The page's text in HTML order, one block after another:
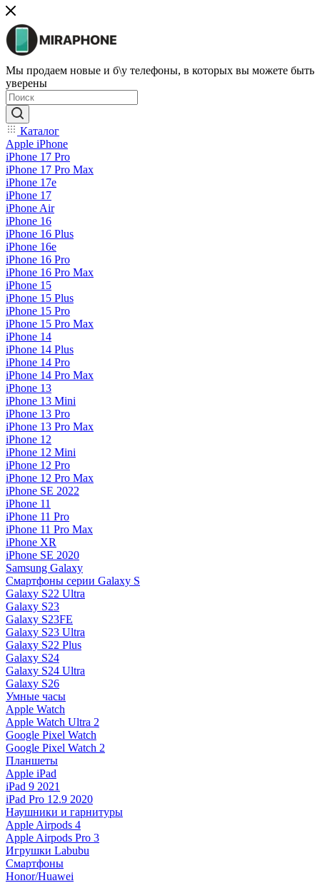
Мы продаем новые и б\у телефоны, в которых вы можете быть
уверены
Каталог
Apple iPhone
iPhone 17 Pro
iPhone 17 Pro Max
iPhone 17e
iPhone 17
iPhone Air
iPhone 16
iPhone 16 Plus
iPhone 16e
iPhone 16 Pro
iPhone 16 Pro Max
iPhone 15
iPhone 15 Plus
iPhone 15 Pro
iPhone 15 Pro Max
iPhone 14
iPhone 14 Plus
iPhone 14 Pro
iPhone 14 Pro Max
iPhone 13
iPhone 13 Mini
iPhone 13 Pro
iPhone 13 Pro Max
iPhone 12
iPhone 12 Mini
iPhone 12 Pro
iPhone 12 Pro Max
iPhone SE 2022
iPhone 11
iPhone 11 Pro
iPhone 11 Pro Max
iPhone XR
iPhone SE 2020
Samsung Galaxy
Смартфоны серии Galaxy S
Galaxy S22 Ultra
Galaxy S23
Galaxy S23FE
Galaxy S23 Ultra
Galaxy S22 Plus
Galaxy S24
Galaxy S24 Ultra
Galaxy S26
Умные часы
Apple Watch
Apple Watch Ultra 2
Google Pixel Watch
Google Pixel Watch 2
Планшеты
Apple iPad
iPad 9 2021
iPad Pro 12.9 2020
Наушники и гарнитуры
Apple Airpods 4
Apple Airpods Pro 3
Игрушки Labubu
Смартфоны
Honor/Huawei